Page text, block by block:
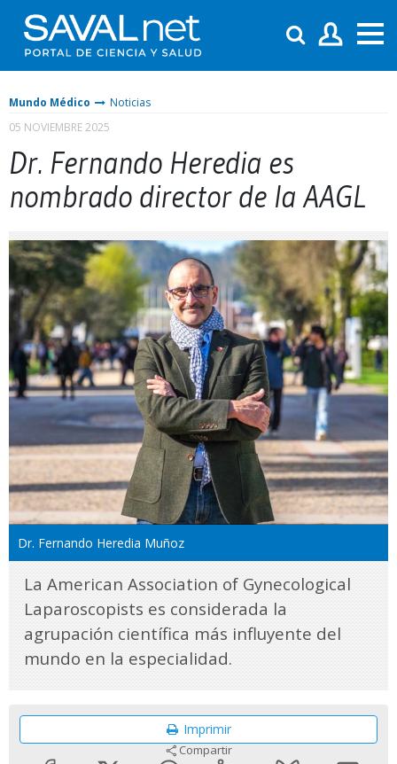
Mundo Médico
Noticias
05 NOVIEMBRE 2025
Dr. Fernando Heredia es
nombrado director de la AAGL
Dr. Fernando Heredia Muñoz
La American Association of Gynecological
Laparoscopists es considerada la
agrupación científica más influyente del
mundo en la especialidad.
Imprimir
Compartir